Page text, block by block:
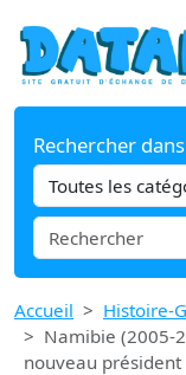
Rechercher
Accueil
Histoire-
Namibie (2005-
nouveau président